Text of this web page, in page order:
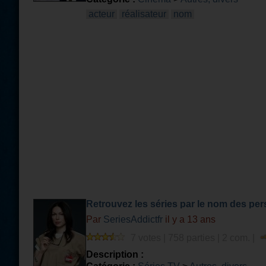
acteur
réalisateur nom
Retrouvez les séries par le nom des
Par SeriesAddictfr il y a 13 ans
Description :